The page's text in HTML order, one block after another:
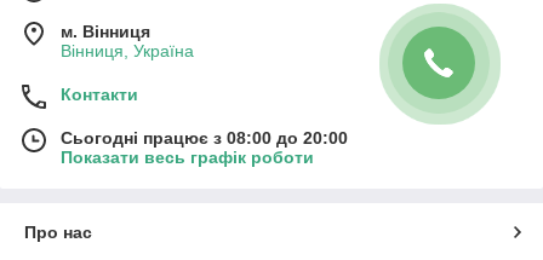
м. Вінниця
Вінниця, Україна
Контакти
Сьогодні працює з 08:00 до 20:00
Показати весь графік роботи
Про нас